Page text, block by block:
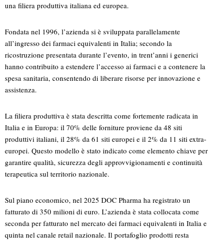
una filiera produttiva italiana ed europea.
Fondata nel 1996, l’azienda si è sviluppata parallelamente
all’ingresso dei farmaci equivalenti in Italia; secondo la
ricostruzione presentata durante l’evento, in trent’anni i generici
hanno contribuito a estendere l’accesso ai farmaci e a contenere la
spesa sanitaria, consentendo di liberare risorse per innovazione e
assistenza.
La filiera produttiva è stata descritta come fortemente radicata in
Italia e in Europa: il 70% delle forniture proviene da 48 siti
produttivi italiani, il 28% da 61 siti europei e il 2% da 11 siti extra-
europei. Questo modello è stato indicato come elemento chiave per
garantire qualità, sicurezza degli approvvigionamenti e continuità
terapeutica sul territorio nazionale.
Sul piano economico, nel 2025 DOC Pharma ha registrato un
fatturato di 350 milioni di euro. L’azienda è stata collocata come
seconda per fatturato nel mercato dei farmaci equivalenti in Italia e
quinta nel canale retail nazionale. Il portafoglio prodotti resta